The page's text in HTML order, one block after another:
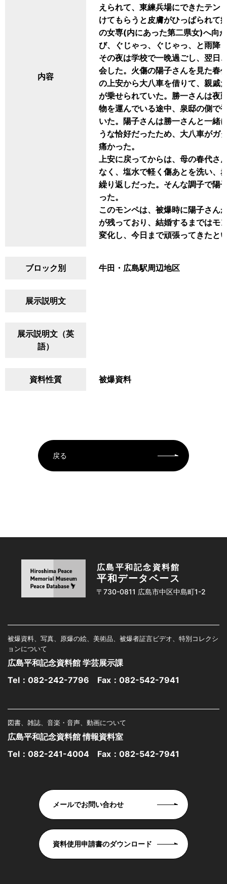
内容
えられて、東練兵場にできたテン
けてもらうと皮膚がひっぱられて
の女専(内にあった第二県女)へ向
び、ぐじゃっ、ぐじゃっ、と雨降
その夜は学校で一晩過ごし、翌日
会した。火傷の陽子さんを見た春
の上安から大八車を借りて、親戚
が乗せられていた。勝一さんは夜
物を運んでいる途中、泉邸の側で
いた。陽子さんは勝一さんと一緒
うな恰好だったため、大八車がガ
痛かった。
上安に戻ってからは、母の春代さ
なく、塩水で軽く傷あとを洗い、
繰り返しだった。そんな調子で陽
った。
このモンペは、被爆時に陽子さん
が残っており、結婚するまではモ
変化し、今日まで頑張ってきたと
ブロック別 牛田・広島駅周辺地区
展示説明文
展示説明文（英
語）
資料性質 被爆資料
戻る
広島平和記念資料館
平和データベース
〒730-0811 広島市中区中島町1-2
被爆資料、写真、原爆の絵、美術品、被爆者証言ビデオ、特別コレクシ
ョンについて
広島平和記念資料館 学芸展示課
Tel： 082-242-7796 Fax：082-542-7941
図書、雑誌、音楽・音声、動画について
広島平和記念資料館 情報資料室
Tel： 082-241-4004 Fax：082-542-7941
メールでお問い合わせ
資料使用申請書のダウンロード